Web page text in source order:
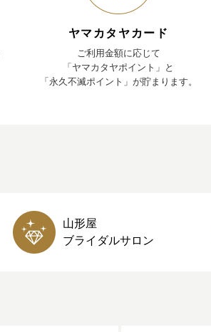
ヤマカタヤカード
ご利用金額に応じて
「ヤマカタヤポイント」と
「永久不滅ポイント」が貯まります。
山形屋
ブライダルサロン